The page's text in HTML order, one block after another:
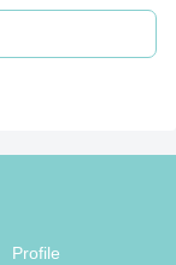
Profile